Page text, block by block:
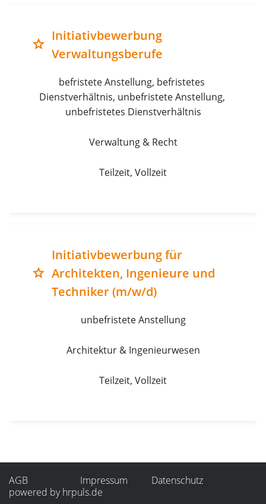
grade
Initiativbewerbung
Verwaltungsberufe
befristete Anstellung, befristetes
Dienstverhältnis, unbefristete Anstellung,
unbefristetes Dienstverhältnis
Verwaltung & Recht
Teilzeit, Vollzeit
grade
Initiativbewerbung für
Architekten, Ingenieure und
Techniker (m/w/d)
unbefristete Anstellung
Architektur & Ingenieurwesen
Teilzeit, Vollzeit
AGB Impressum
Datenschutz
powered by hrpuls.de